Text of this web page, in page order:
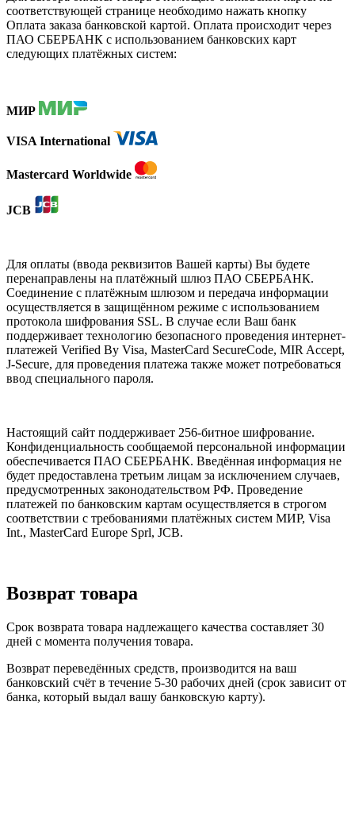
соответствующей странице необходимо нажать кнопку
Оплата заказа банковской картой. Оплата происходит через
ПАО СБЕРБАНК с использованием банковских карт
следующих платёжных систем:
МИР
VISA International
Mastercard Worldwide
JCB
Для оплаты (ввода реквизитов Вашей карты) Вы будете
перенаправлены на платёжный шлюз ПАО СБЕРБАНК.
Соединение с платёжным шлюзом и передача информации
осуществляется в защищённом режиме с использованием
протокола шифрования SSL. В случае если Ваш банк
поддерживает технологию безопасного проведения интернет-
платежей Verified By Visa, MasterCard SecureCode, MIR Accept,
J-Secure, для проведения платежа также может потребоваться
ввод специального пароля.
Настоящий сайт поддерживает 256-битное шифрование.
Конфиденциальность сообщаемой персональной информации
обеспечивается ПАО СБЕРБАНК. Введённая информация не
будет предоставлена третьим лицам за исключением случаев,
предусмотренных законодательством РФ. Проведение
платежей по банковским картам осуществляется в строгом
соответствии с требованиями платёжных систем МИР, Visa
Int., MasterCard Europe Sprl, JCB.
Возврат товара
Срок возврата товара надлежащего качества составляет 30
дней с момента получения товара.
Возврат переведённых средств, производится на ваш
банковский счёт в течение 5-30 рабочих дней (срок зависит от
банка, который выдал вашу банковскую карту).